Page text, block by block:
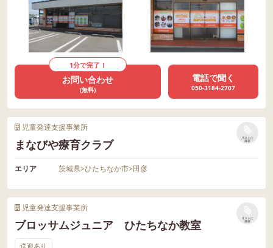
1分で完了！
お問い合わせ
(無料)
電話で聞く
050-3184-2707
児童発達支援事業所
まなびや療育クラブ
リストに
保存
エリア 茨城県>ひたちなか市>田彦
児童発達支援事業所
ブロッサムジュニア ひたちなか教室
リストに
保存
送迎あり